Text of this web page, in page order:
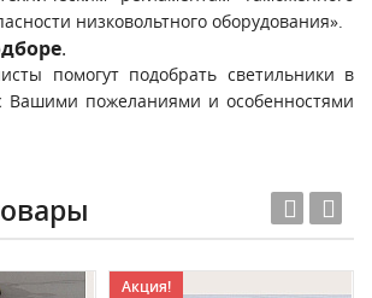
низковольтного оборудования».
.
помогут подобрать светильники в
Вашими пожеланиями и особенностями
Акция!